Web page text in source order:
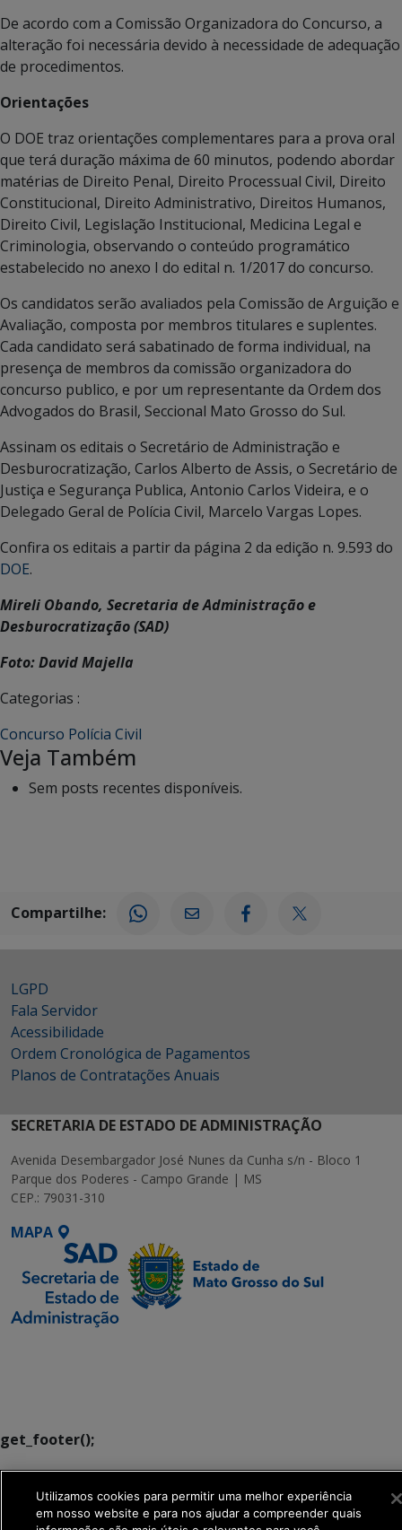
De acordo com a Comissão Organizadora do Concurso, a
alteração foi necessária devido à necessidade de adequação
de procedimentos.
Orientações
O DOE traz orientações complementares para a prova oral
que terá duração máxima de 60 minutos, podendo abordar
matérias de Direito Penal, Direito Processual Civil, Direito
Constitucional, Direito Administrativo, Direitos Humanos,
Direito Civil, Legislação Institucional, Medicina Legal e
Criminologia, observando o conteúdo programático
estabelecido no anexo I do edital n. 1/2017 do concurso.
Os candidatos serão avaliados pela Comissão de Arguição e
Avaliação, composta por membros titulares e suplentes.
Cada candidato será sabatinado de forma individual, na
presença de membros da comissão organizadora do
concurso publico, e por um representante da Ordem dos
Advogados do Brasil, Seccional Mato Grosso do Sul.
Assinam os editais o Secretário de Administração e
Desburocratização, Carlos Alberto de Assis, o Secretário de
Justiça e Segurança Publica, Antonio Carlos Videira, e o
Delegado Geral de Polícia Civil, Marcelo Vargas Lopes.
Confira os editais a partir da página 2 da edição n. 9.593 do
DOE.
Mireli Obando, Secretaria de Administração e
Desburocratização (SAD)
Foto: David Majella
Categorias :
Concurso Polícia Civil
Veja Também
Sem posts recentes disponíveis.
Compartilhe:
LGPD
Fala Servidor
Acessibilidade
Ordem Cronológica de Pagamentos
Planos de Contratações Anuais
SECRETARIA DE ESTADO DE ADMINISTRAÇÃO
Avenida Desembargador José Nunes da Cunha s/n - Bloco 1
Parque dos Poderes - Campo Grande | MS
CEP.: 79031-310
MAPA
get_footer();
Utilizamos cookies para permitir uma melhor experiência
em nosso website e para nos ajudar a compreender quais